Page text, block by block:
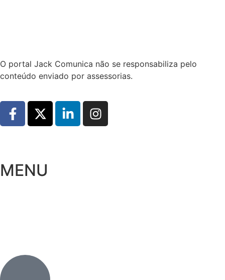
O portal Jack Comunica não se responsabiliza pelo
conteúdo enviado por assessorias.
MENU